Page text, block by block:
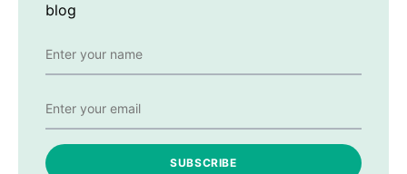
blog
SUBSCRIBE